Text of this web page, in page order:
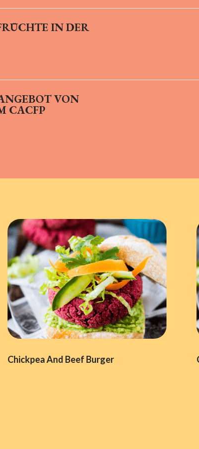
IN DER
VON
CACFP
Chickpea And Beef Burger